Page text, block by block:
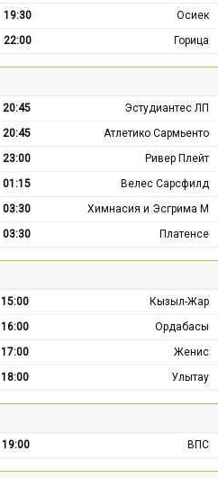
19:30
Осиек
22:00 Горица
20:45
Эстудиантес ЛП
20:45
Атлетико Сармьенто
23:00
Ривер Плейт
01:15
Велес Сарсфилд
03:30
Химнасия и Эсгрима М
03:30 Платенсе
15:00
Кызыл-Жар
16:00
Ордабасы
17:00
Женис
18:00 Улытау
19:00 ВПС